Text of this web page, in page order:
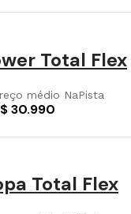
Total Flex
médio NaPista
30.990
Total Flex